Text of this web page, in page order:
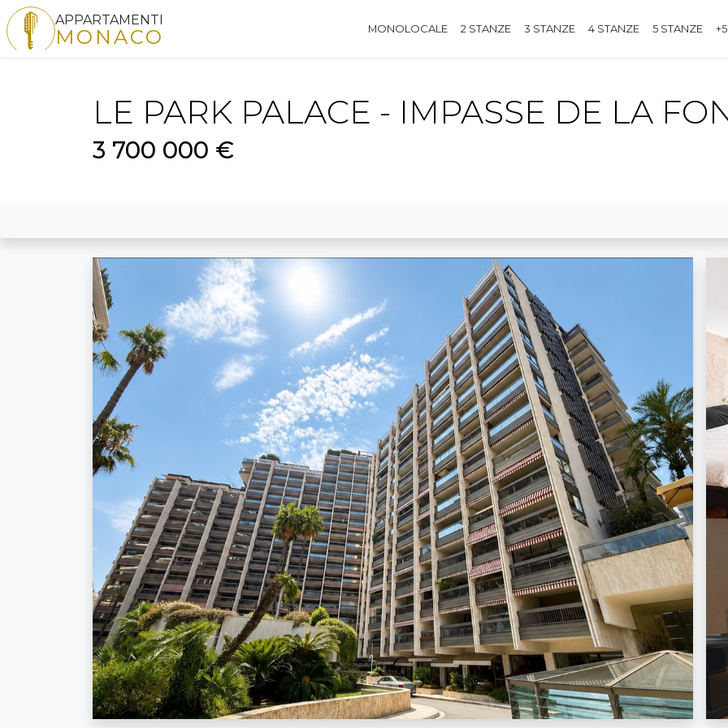
APPARTAMENTI
MONACO MONOLOCALE 2 STANZE 3 STANZE 4 STANZE 5 STANZE
LE PARK PALACE - IMPASSE DE LA
3 700 000 €